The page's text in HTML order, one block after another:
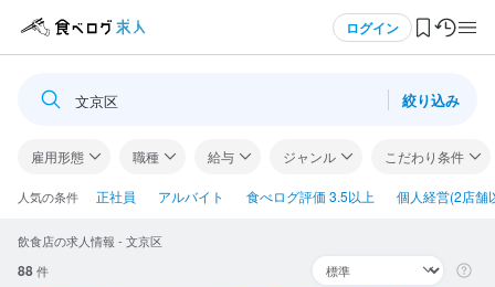
ログイン
食べログ求人TOP
求人検索
文京区 絞り込み
雇用形態 職種 給与 ジャンル こだわり条件
人気の条件 正社員 アルバイト 食べログ評価 3.5以上 個人経営(2店舗
飲食店の求人情報 - 文京区
88件